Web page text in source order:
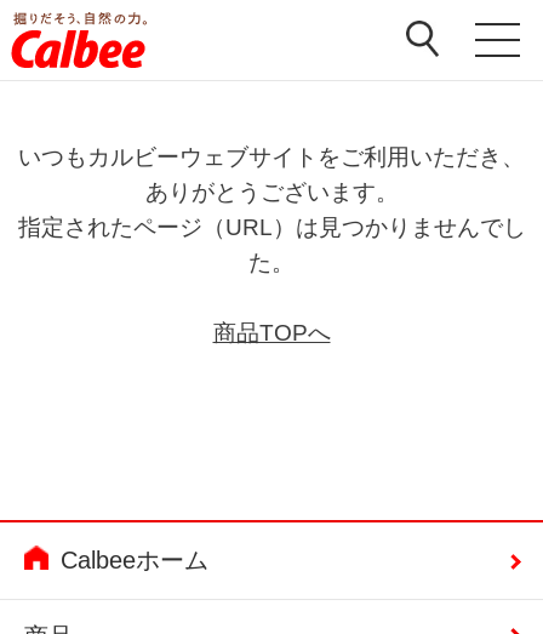
いつもカルビーウェブサイトをご利用いただき、
ありがとうございます。
指定されたページ（URL）は見つかりませんでし
た。
商品TOPへ
Calbeeホーム